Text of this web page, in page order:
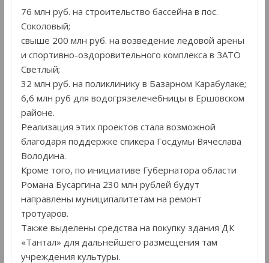
76 млн руб. на строительство бассейна в пос.
Соколовый;
свыше 200 млн руб. на возведение ледовой арены
и спортивно-оздоровительного комплекса в ЗАТО
Светлый;
32 млн руб. на поликлинику в Базарном Карабулаке;
6,6 млн руб для водогрязелечебницы в Ершовском
районе.
Реализация этих проектов стала возможной
благодаря поддержке спикера Госдумы Вячеслава
Володина.
Кроме того, по инициативе Губернатора области
Романа Бусаргина 230 млн рублей будут
направлены муниципалитетам на ремонт
тротуаров.
Также выделены средства на покупку здания ДК
«Тантал» для дальнейшего размещения там
учреждения культуры.